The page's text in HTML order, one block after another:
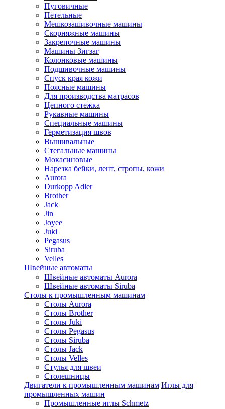
Пуговичные
Петельные
Мешкозашивочные машины
Скорняжные машины
Закрепочные машины
Машины Зигзаг
Колонковые машины
Подшивочные машины
Спуск края кожи
Поясные машины
Для производства матрасов
Цепного стежка
Рукавные машины
Специальные машины
Герметизация швов
Вышивальные
Стегальные машины
Мокасиновые
Нарезка бейки, лент, стропы, кожи
Aurora
Durkopp Adler
Brother
Jack
Jin
Joyee
Juki
Pegasus
Siruba
Velles
Швейные автоматы
Швейные автоматы Aurora
Швейные автоматы Siruba
Столы к промышленным машинам
Столы Aurora
Столы Brother
Столы Juki
Столы Pegasus
Столы Siruba
Столы Jack
Столы Velles
Стулья для швеи
Столешницы
Двигатели к промышленным машинам Иглы для
промышленных машин
Промышленные иглы Schmetz